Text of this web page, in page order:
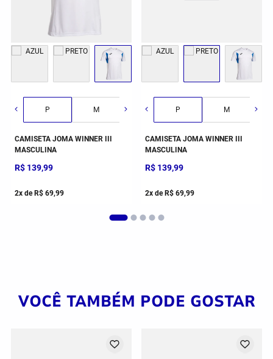
G GG 2GG/3G
P M G
CAMISETA JOMA WINNER III
MASCULINA
R$ 139,99
2x deR$ 69,99
P M
CAMISETA JOMA WINNER III
MASCULINA
R$ 139,99
2x deR$ 69,99
VOCÊ TAMBÉM PODE GOSTAR